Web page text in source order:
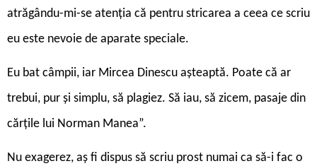
atrăgându-mi-se atenția că pentru stricarea a ceea ce scriu
eu este nevoie de aparate speciale.
Eu bat câmpii, iar Mircea Dinescu așteaptă. Poate că ar
trebui, pur și simplu, să plagiez. Să iau, să zicem, pasaje din
cărțile lui Norman Manea”.
Nu exagerez, aș fi dispus să scriu prost numai ca să-i fac o